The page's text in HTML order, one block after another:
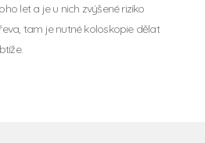
let a je u nich zvýšené riziko
tam je nutné koloskopie dělat